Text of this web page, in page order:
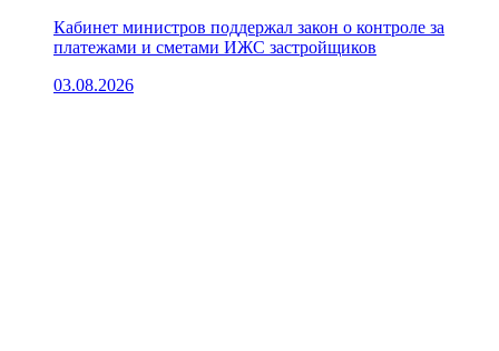
Кабинет министров поддержал закон о контроле за
платежами и сметами ИЖС застройщиков
03.08.2026